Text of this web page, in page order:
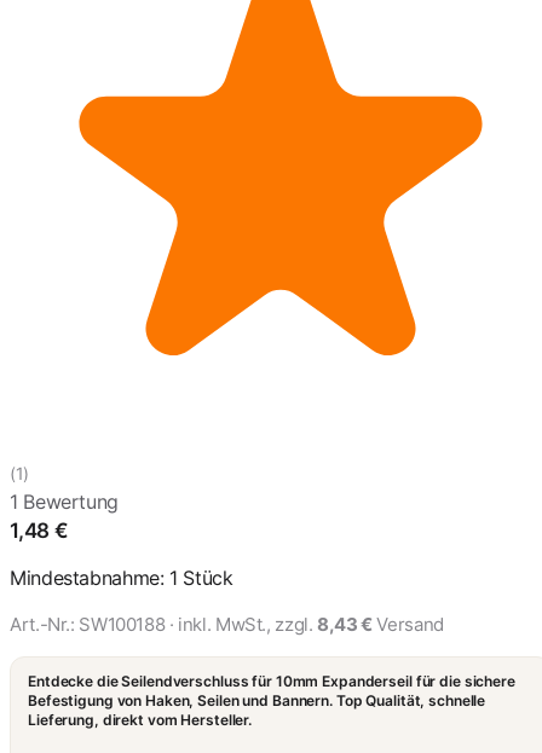
(1)
1 Bewertung
1,48 €
Mindestabnahme: 1 Stück
Art.-Nr.: SW100188· inkl. MwSt., zzgl. 8,43 € Versand
Entdecke die Seilendverschluss für 10mm Expanderseil für die sichere
Befestigung von Haken, Seilen und Bannern. Top Qualität, schnelle
Lieferung, direkt vom Hersteller.